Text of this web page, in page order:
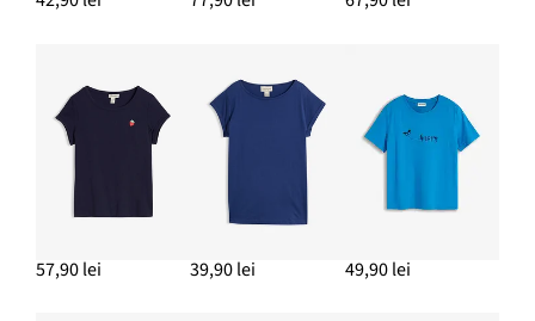
64,90 lei
ADAUGĂ ÎN COȘ
57,90 lei 39,90 lei 49,90 lei